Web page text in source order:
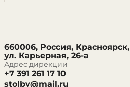
660006, Россия, Красноярск,
ул. Карьерная, 26-а
Адрес дирекции
+7 391 261 17 10
stolby@mail.ru